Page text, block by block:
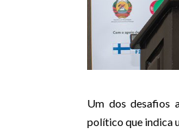
Um dos desafios
político que indica